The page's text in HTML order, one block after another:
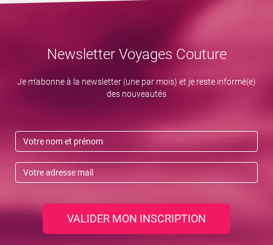
Newsletter Voyages Couture
Je m’abonne à la newsletter (une par mois) et je reste informé(e)
des nouveautés
VALIDER MON INSCRIPTION